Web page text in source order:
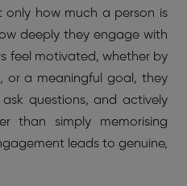
only how much a person is
deeply they engage with
feel motivated, whether by
or a meaningful goal, they
questions, and actively
than simply memorising
leads to genuine,